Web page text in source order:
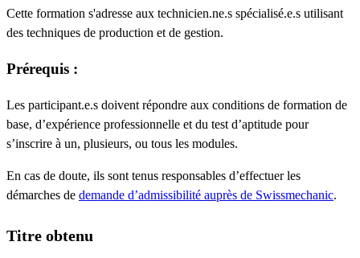
Cette formation s'adresse aux technicien.ne.s spécialisé.e.s utilisant
des techniques de production et de gestion.
Prérequis :
Les participant.e.s doivent répondre aux conditions de formation de
base, d’expérience professionnelle et du test d’aptitude pour
s’inscrire à un, plusieurs, ou tous les modules.
En cas de doute, ils sont tenus responsables d’effectuer les
démarches de demande d’admissibilité auprès de Swissmechanic.
Titre obtenu